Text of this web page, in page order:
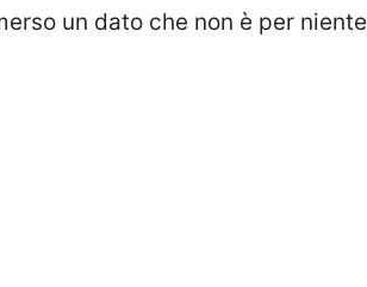
un dato che non è per niente